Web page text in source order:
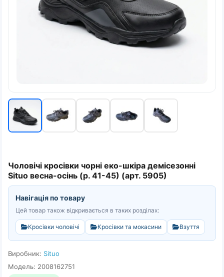
Чоловічі кросівки чорні еко-шкіра демісезонні
Situo весна-осінь (р. 41-45) (арт. 5905)
Навігація по товару
Цей товар також відкривається в таких розділах:
Кросівки чоловічі Кросівки та мокасини Взуття
Виробник: Situo
Модель: 2008162751